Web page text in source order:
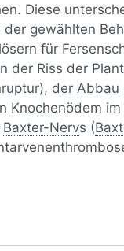
Diese
gewählten
für
der Riss der
der Abbau
Knochenödem
Baxter-Nervs (
Fersenschmerzen